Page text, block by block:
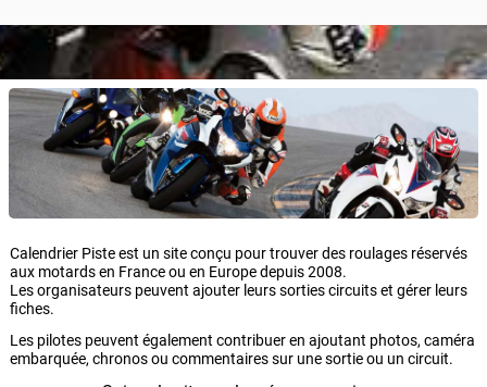
Calendrier Piste est un site conçu pour trouver des roulages réservés
aux motards en France ou en Europe depuis 2008.
Les organisateurs peuvent ajouter leurs sorties circuits et gérer leurs
fiches.
Les pilotes peuvent également contribuer en ajoutant photos, caméra
embarquée, chronos ou commentaires sur une sortie ou un circuit.